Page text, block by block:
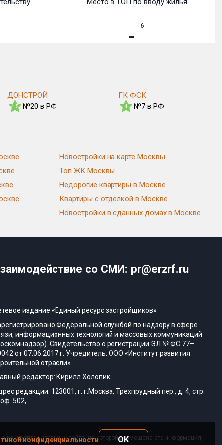
Место в ТОП по вводу жилья
6
ДОНСТРОЙ
4.5 №20 в РФ
ГК ФСК
4 №7 в РФ
Новостройки на карте Москвы
Топ ЖК Москвы
Недорогие квартиры в Москве
Квартиры с отделкой в Москве
Новостройки в сданных домах в Москве
со СМИ: pr@erzrf.ru
издание «Единый ресурс застройщиков»
Федеральной службой по надзору в сфере
информационных технологий и массовых коммуникаций
Свидетельство о регистрации ЭЛ № ФС 77–
от 07.06.2017 г. Учредитель: ООО «Институт развития
отрасли».
редактор: Кирилл Холопик
редакции: 123001, г. г.Москва, Трехпрудный пер., д. 4, стр.
оф. 502,
страницу сайта, на которой размещена эта информация,
конфиденциальности ОК